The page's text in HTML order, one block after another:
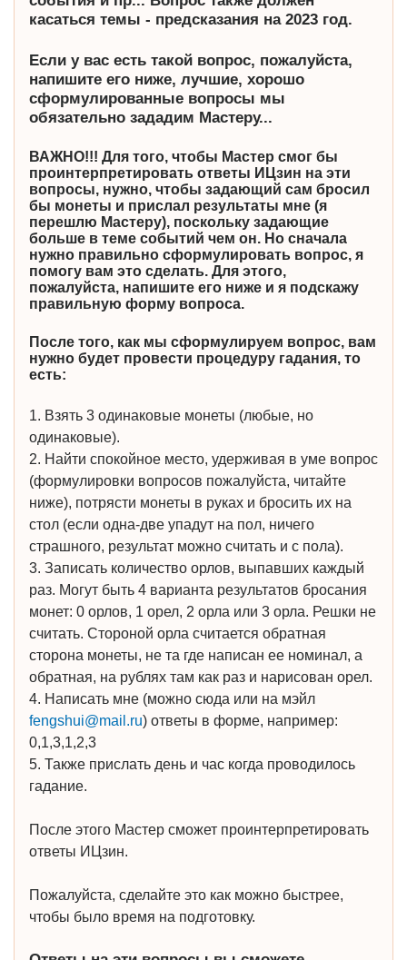
касаться темы - предсказания на 2023 год.
Если у вас есть такой вопрос, пожалуйста,
напишите его ниже, лучшие, хорошо
сформулированные вопросы мы
обязательно зададим Мастеру...
ВАЖНО!!! Для того, чтобы Мастер смог бы
проинтерпретировать ответы ИЦзин на эти
вопросы, нужно, чтобы задающий сам бросил
бы монеты и прислал результаты мне (я
перешлю Мастеру), поскольку задающие
больше в теме событий чем он. Но сначала
нужно правильно сформулировать вопрос, я
помогу вам это сделать. Для этого,
пожалуйста, напишите его ниже и я подскажу
правильную форму вопроса.
После того, как мы сформулируем вопрос, вам
нужно будет провести процедуру гадания, то
есть:
1. Взять 3 одинаковые монеты (любые, но
одинаковые).
2. Найти спокойное место, удерживая в уме вопрос
(формулировки вопросов пожалуйста, читайте
ниже), потрясти монеты в руках и бросить их на
стол (если одна-две упадут на пол, ничего
страшного, результат можно считать и с пола).
3. Записать количество орлов, выпавших каждый
раз. Могут быть 4 варианта результатов бросания
монет: 0 орлов, 1 орел, 2 орла или 3 орла. Решки не
считать. Стороной орла считается обратная
сторона монеты, не та где написан ее номинал, а
обратная, на рублях там как раз и нарисован орел.
4. Написать мне (можно сюда или на мэйл
fengshui@mail.ru) ответы в форме, например:
0,1,3,1,2,3
5. Также прислать день и час когда проводилось
гадание.
После этого Мастер сможет проинтерпретировать
ответы ИЦзин.
Пожалуйста, сделайте это как можно быстрее,
чтобы было время на подготовку.